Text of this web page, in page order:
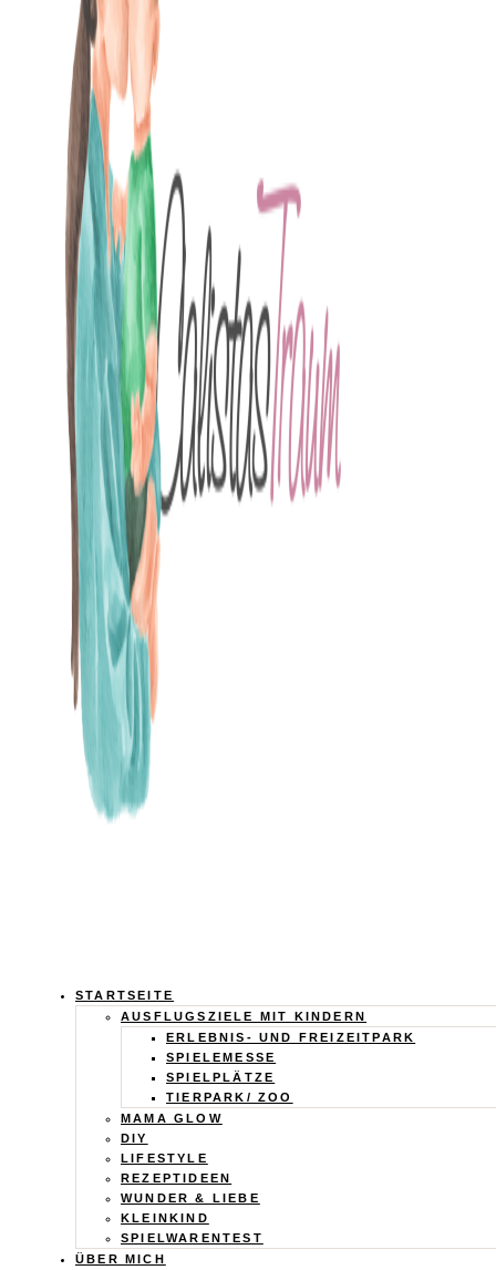
Calistas
Traum
STARTSEITE
AUSFLUGSZIELE MIT KINDERN
ERLEBNIS- UND FREIZEITPARK
SPIELEMESSE
SPIELPLÄTZE
TIERPARK/ ZOO
MAMA GLOW
DIY
LIFESTYLE
REZEPTIDEEN
WUNDER & LIEBE
KLEINKIND
SPIELWARENTEST
ÜBER MICH